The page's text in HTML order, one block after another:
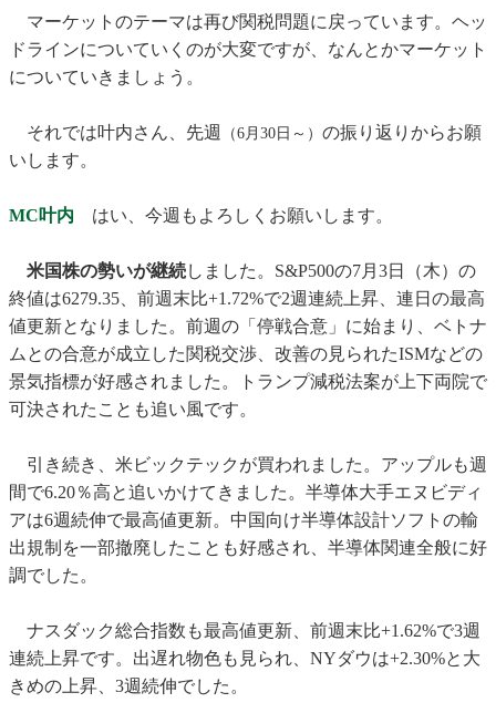
マーケットのテーマは再び関税問題に戻っています。ヘッ
ドラインについていくのが大変ですが、なんとかマーケット
についていきましょう。
それでは叶内さん、先週 （6月30日～） の振り返りからお願
いします。
MC叶内 はい、今週もよろしくお願いします。
米国株の勢いが継続しました。S&P500の7月3日（木）の
終値は6279.35、前週末比+1.72%で2週連続上昇、連日の最高
値更新となりました。前週の「停戦合意」に始まり、ベトナ
ムとの合意が成立した関税交渉、改善の見られたISMなどの
景気指標が好感されました。トランプ減税法案が上下両院で
可決されたことも追い風です。
引き続き、米ビックテックが買われました。アップルも週
間で6.20％高と追いかけてきました。半導体大手エヌビディ
アは6週続伸で最高値更新。中国向け半導体設計ソフトの輸
出規制を一部撤廃したことも好感され、半導体関連全般に好
調でした。
ナスダック総合指数も最高値更新、前週末比+1.62%で3週
連続上昇です。出遅れ物色も見られ、NYダウは+2.30%と大
きめの上昇、3週続伸でした。